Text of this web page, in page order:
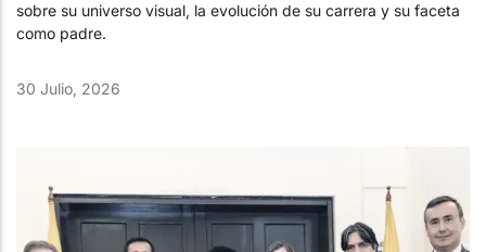
sobre su universo visual, la evolución de su carrera y su faceta
como padre.
30 Julio, 2026